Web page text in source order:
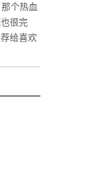
个热血
很完
给喜欢